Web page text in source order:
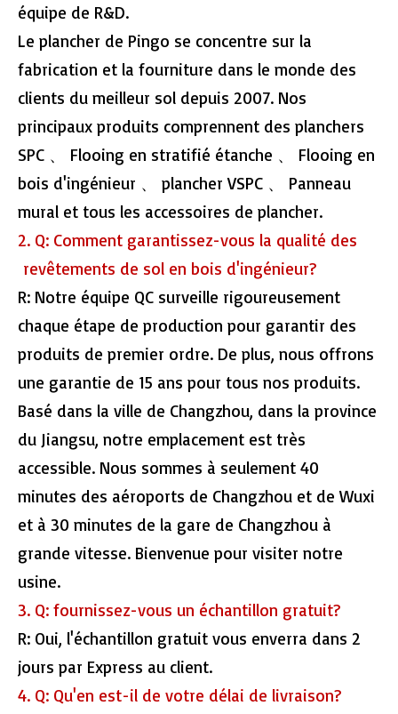
équipe de R&D.
Le plancher de Pingo se concentre sur la
fabrication et la fourniture dans le monde des
clients du meilleur sol depuis 2007. Nos
principaux produits comprennent des planchers
SPC 、 Flooing en stratifié étanche 、 Flooing en
bois d'ingénieur 、 plancher VSPC 、 Panneau
mural et tous les accessoires de plancher.
2. Q: Comment garantissez-vous la qualité des
revêtements de sol en bois d'ingénieur?
R: Notre équipe QC surveille rigoureusement
chaque étape de production pour garantir des
produits de premier ordre. De plus, nous offrons
une garantie de 15 ans pour tous nos produits.
Basé dans la ville de Changzhou, dans la province
du Jiangsu, notre emplacement est très
accessible. Nous sommes à seulement 40
minutes des aéroports de Changzhou et de Wuxi
et à 30 minutes de la gare de Changzhou à
grande vitesse. Bienvenue pour visiter notre
usine.
3. Q: fournissez-vous un échantillon gratuit?
R: Oui, l'échantillon gratuit vous enverra dans 2
jours par Express au client.
4. Q: Qu'en est-il de votre délai de livraison?